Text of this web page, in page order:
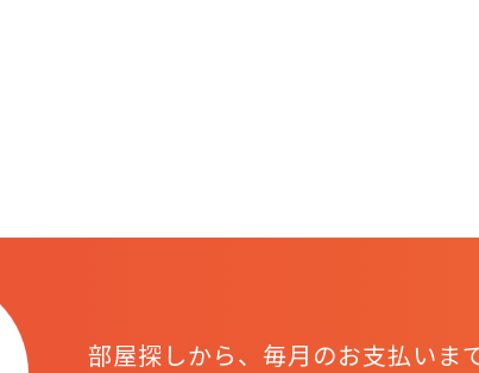
部屋探しから、毎月のお支払いま